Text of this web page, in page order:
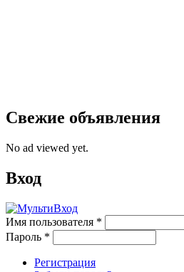
Свежие объявления
No ad viewed yet.
Вход
Имя пользователя *
Пароль *
Регистрация